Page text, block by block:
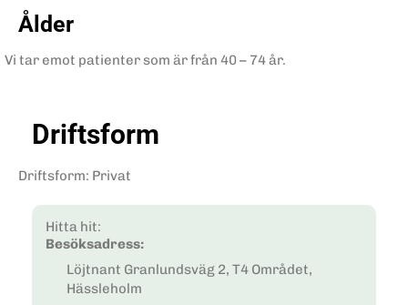
Ålder
Vi tar emot patienter som är från 40 – 74 år.
Driftsform
Driftsform: Privat
Hitta hit:
Besöksadress:
Löjtnant Granlundsväg 2, T4 Området,
Hässleholm